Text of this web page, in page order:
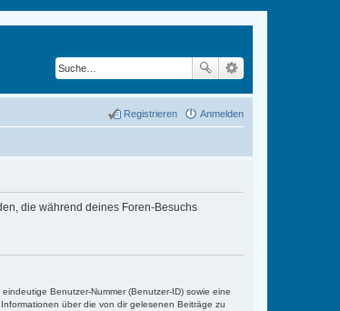
Anmelden
Registrieren
die während deines Foren-Besuchs
Benutzer-Nummer (Benutzer-ID) sowie eine
über die von dir gelesenen Beiträge zu